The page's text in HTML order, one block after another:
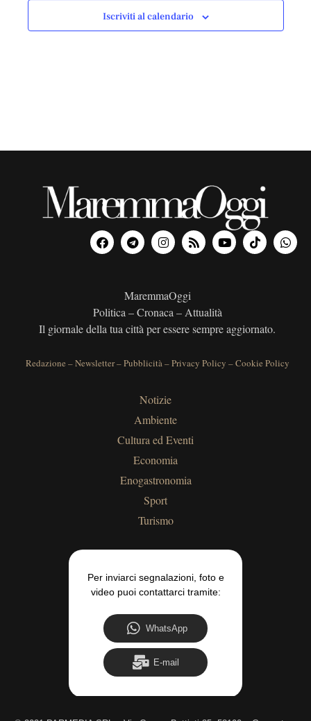
Iscriviti al calendario
MaremmaOggi
Politica – Cronaca – Attualità
Il giornale della tua città per essere sempre aggiornato.
Redazione –Newsletter–Pubblicità–Privacy Policy –Cookie Policy
Notizie
Ambiente
Cultura ed Eventi
Economia
Enogastronomia
Sport
Turismo
Per inviarci segnalazioni, foto e
video puoi contattarci tramite:
WhatsApp
E-mail